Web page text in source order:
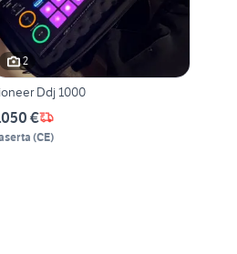
2
Ddj 1000
€
(CE)